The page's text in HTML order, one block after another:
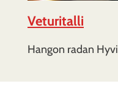
Veturitalli
Hangon radan